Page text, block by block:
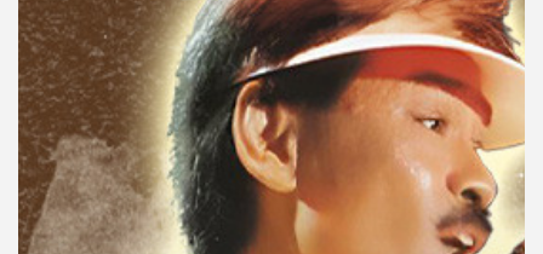
เพล
ย์
ลิ
สต์
ของ
คุณ
เพลง